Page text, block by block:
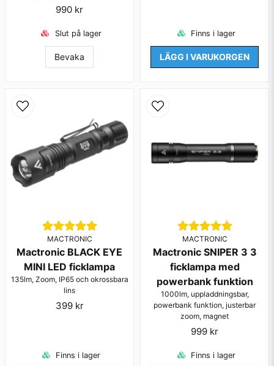
990 kr
Slut på lager
Bevaka
Finns i lager
LÄGG I VARUKORGEN
MACTRONIC
Mactronic BLACK EYE
MINI LED ficklampa
135lm, Zoom, IP65 och okrossbara
lins
399 kr
Finns i lager
MACTRONIC
Mactronic SNIPER 3 3
ficklampa med
powerbank funktion
1000lm, uppladdningsbar,
powerbank funktion, justerbar
zoom, magnet
999 kr
Finns i lager